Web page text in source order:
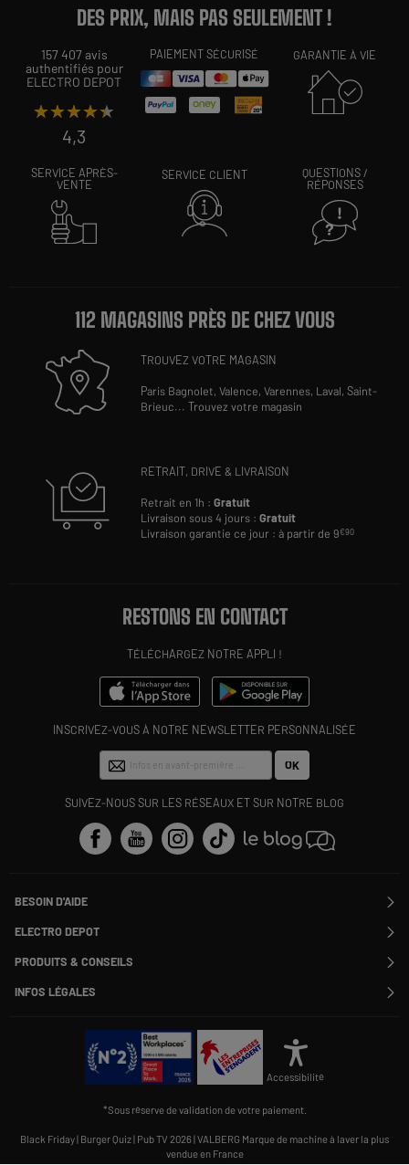
DES PRIX, MAIS PAS SEULEMENT !
157 407 avis
authentifiés pour
ELECTRO DEPOT
★★★★★
★★★★★
4,3
PAIEMENT SÉCURISÉ GARANTIE À VIE
SERVICE APRÈS-
VENTE
SERVICE CLIENT
QUESTIONS /
RÉPONSES
112 MAGASINS PRÈS DE CHEZ VOUS
TROUVEZ VOTRE MAGASIN
Paris Bagnolet,Valence,Varennes, Laval,Saint-
Brieuc...Trouvez votre magasin
RETRAIT, DRIVE & LIVRAISON
Retrait en 1h :Gratuit
Livraison sous 4 jours :Gratuit
Livraison garantie ce jour : à partir de 9€90
RESTONS EN CONTACT
TÉLÉCHARGEZ NOTRE APPLI !
INSCRIVEZ-VOUS À NOTRE NEWSLETTER PERSONNALISÉE
OK
SUIVEZ-NOUS SUR LES RÉSEAUX ET SUR NOTRE BLOG
BESOIN D'AIDE
Suivre ma commande
Modifier ou annuler ma commande
SAV
Payer en plusieurs fois
ELECTRO DEPOT
Rejoignez-nous !
Alliance Valiuz
PRODUITS & CONSEILS
Nos marques
Les avis du site
Le moins cher
Offres de remboursement
Conseils produits
Cartes cadeaux
INFOS LÉGALES
Politique cookies
Gérer les cookies
Charte de protection
Accessibilité : non conforme
Accessibilité
*Sous réserve de validation de votre paiement.
Black Friday Burger Quiz Pub TV 2026 VALBERG Marque de machine à laver la plus
vendue en France